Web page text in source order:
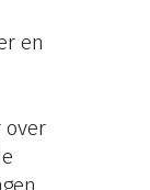
en
over